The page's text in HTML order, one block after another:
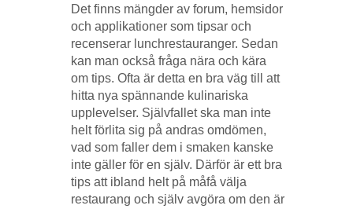
Det finns mängder av forum, hemsidor
och applikationer som tipsar och
recenserar lunchrestauranger. Sedan
kan man också fråga nära och kära
om tips. Ofta är detta en bra väg till att
hitta nya spännande kulinariska
upplevelser. Självfallet ska man inte
helt förlita sig på andras omdömen,
vad som faller dem i smaken kanske
inte gäller för en själv. Därför är ett bra
tips att ibland helt på måfå välja
restaurang och själv avgöra om den är